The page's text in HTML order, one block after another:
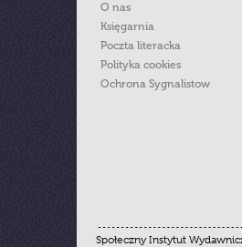
O nas
Księgarnia
Poczta literacka
Polityka cookies
Ochrona Sygnalistow
Społeczny Instytut